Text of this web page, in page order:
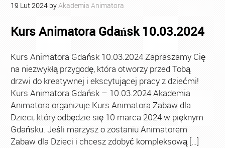
19 Lut2024 byAkademia Animatora
Kurs Animatora Gdańsk 10.03.2024
Kurs Animatora Gdańsk 10.03.2024 Zapraszamy Cię
na niezwykłą przygodę, która otworzy przed Tobą
drzwi do kreatywnej i ekscytującej pracy z dziećmi!
Kurs Animatora Gdańsk – 10.03.2024 Akademia
Animatora organizuje Kurs Animatora Zabaw dla
Dzieci, który odbędzie się 10 marca 2024 w pięknym
Gdańsku. Jeśli marzysz o zostaniu Animatorem
Zabaw dla Dzieci i chcesz zdobyć kompleksową […]